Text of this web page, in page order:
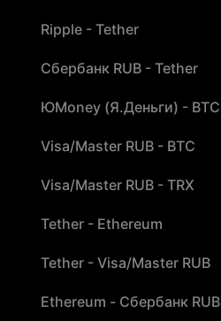
Ripple - Tether
Сбербанк RUB - Tether
ЮMoney (Я.Деньги) - BTC
Visa/Master RUB - BTC
Visa/Master RUB - TRX
Tether - Ethereum
Tether - Visa/Master RUB
Ethereum - Сбербанк RUB